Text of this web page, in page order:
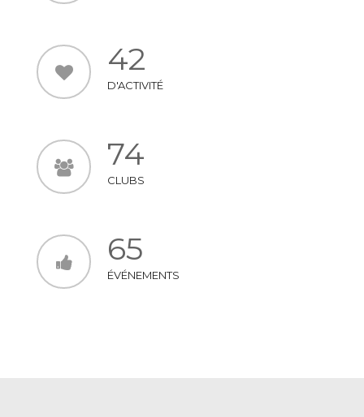
42
D'ACTIVITÉ
74
CLUBS
65
ÉVÉNEMENTS